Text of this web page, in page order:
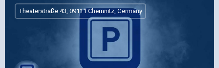
Theaterstraße 43, 09111 Chemnitz, Germany